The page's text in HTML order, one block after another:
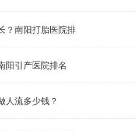
？南阳打胎医院排
阳引产医院排名
人流多少钱？